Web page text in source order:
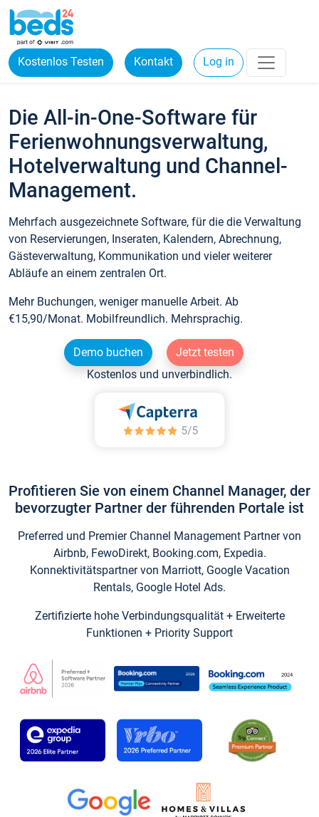
Kostenlos Testen Kontakt Log in
Die All-in-One-Software für
Ferienwohnungsverwaltung,
Hotelverwaltung und Channel-
Management.
Mehrfach ausgezeichnete Software, für die die Verwaltung
von Reservierungen, Inseraten, Kalendern, Abrechnung,
Gästeverwaltung, Kommunikation und vieler weiterer
Abläufe an einem zentralen Ort.
Mehr Buchungen, weniger manuelle Arbeit. Ab
€15,90/Monat. Mobilfreundlich. Mehrsprachig.
Demo buchen
Jetzt testen
Kostenlos und unverbindlich.
Profitieren Sie von einem Channel Manager, der
bevorzugter Partner der führenden Portale ist
Preferred und Premier Channel Management Partner von
Airbnb, FewoDirekt, Booking.com, Expedia.
Konnektivitätspartner von Marriott, Google Vacation
Rentals, Google Hotel Ads.
Zertifizierte hohe Verbindungsqualität + Erweiterte
Funktionen + Priority Support